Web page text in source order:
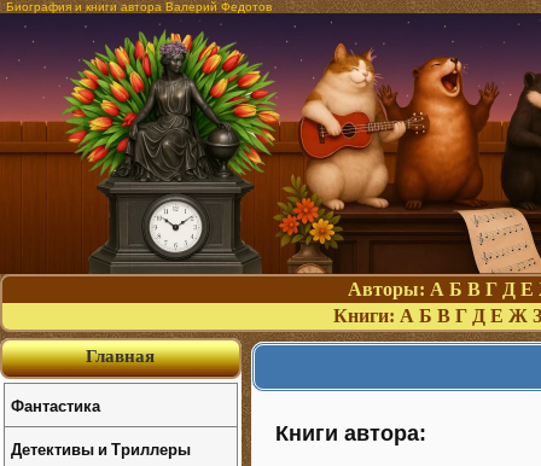
Биография и книги автора Валерий Федотов
Авторы: А Б В Г Д Е
Книги: А Б В Г Д Е Ж З
Книги автора:
Главная
Фантастика
Детективы и Триллеры